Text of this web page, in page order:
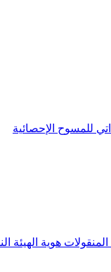
للمسوح الإحصائية
هوية الهيئة